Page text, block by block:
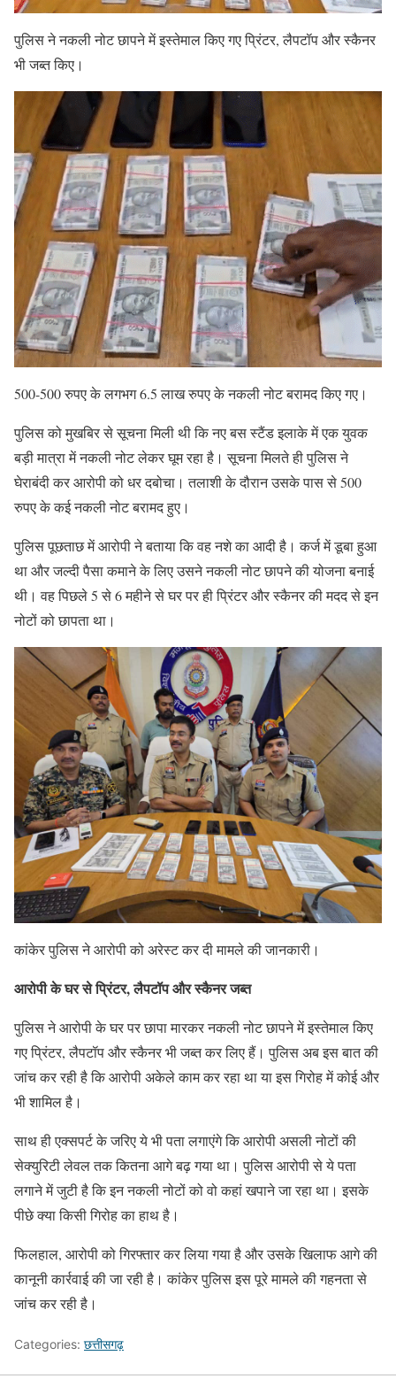
पुलिस ने नकली नोट छापने में इस्तेमाल किए गए प्रिंटर, लैपटॉप और स्कैनर
भी जब्त किए।
500-500 रुपए के लगभग 6.5 लाख रुपए के नकली नोट बरामद किए गए।
पुलिस को मुखबिर से सूचना मिली थी कि नए बस स्टैंड इलाके में एक युवक
बड़ी मात्रा में नकली नोट लेकर घूम रहा है। सूचना मिलते ही पुलिस ने
घेराबंदी कर आरोपी को धर दबोचा। तलाशी के दौरान उसके पास से 500
रुपए के कई नकली नोट बरामद हुए।
पुलिस पूछताछ में आरोपी ने बताया कि वह नशे का आदी है। कर्ज में डूबा हुआ
था और जल्दी पैसा कमाने के लिए उसने नकली नोट छापने की योजना बनाई
थी। वह पिछले 5 से 6 महीने से घर पर ही प्रिंटर और स्कैनर की मदद से इन
नोटों को छापता था।
कांकेर पुलिस ने आरोपी को अरेस्ट कर दी मामले की जानकारी।
आरोपी के घर से प्रिंटर, लैपटॉप और स्कैनर जब्त
पुलिस ने आरोपी के घर पर छापा मारकर नकली नोट छापने में इस्तेमाल किए
गए प्रिंटर, लैपटॉप और स्कैनर भी जब्त कर लिए हैं। पुलिस अब इस बात की
जांच कर रही है कि आरोपी अकेले काम कर रहा था या इस गिरोह में कोई और
भी शामिल है।
साथ ही एक्सपर्ट के जरिए ये भी पता लगाएंगे कि आरोपी असली नोटों की
सेक्युरिटी लेवल तक कितना आगे बढ़ गया था। पुलिस आरोपी से ये पता
लगाने में जुटी है कि इन नकली नोटों को वो कहां खपाने जा रहा था। इसके
पीछे क्या किसी गिरोह का हाथ है।
फिलहाल, आरोपी को गिरफ्तार कर लिया गया है और उसके खिलाफ आगे की
कानूनी कार्रवाई की जा रही है। कांकेर पुलिस इस पूरे मामले की गहनता से
जांच कर रही है।
Categories: छत्तीसगढ़